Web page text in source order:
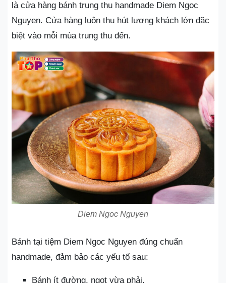
là cửa hàng bánh trung thu handmade Diem Ngoc
Nguyen. Cửa hàng luôn thu hút lượng khách lớn đặc
biệt vào mỗi mùa trung thu đến.
Diem Ngoc Nguyen
Bánh tại tiệm Diem Ngoc Nguyen đúng chuẩn
handmade, đảm bảo các yếu tố sau:
Bánh ít đường, ngọt vừa phải.